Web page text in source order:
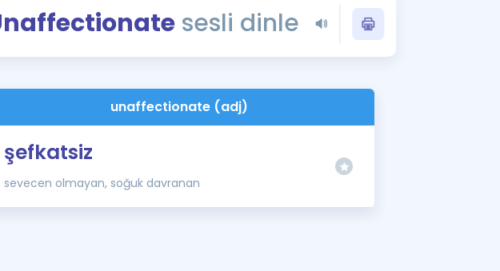
YDS - YÖKDİL Tüm Sınavlarla İlgili Haberler
İngilizce Gramer
İngilizce Gramer ve Konu Anlatımı
sesli dinle
unaffectionate (adj)
şefkatsiz
sevecen olmayan, soğuk davranan